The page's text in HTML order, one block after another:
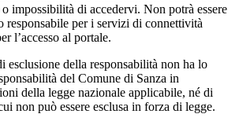
impossibilità di accedervi. Non potrà essere
responsabile per i servizi di connettività
l’accesso al portale.
esclusione della responsabilità non ha lo
del Comune di Sanza in
della legge nazionale applicabile, né di
non può essere esclusa in forza di legge.